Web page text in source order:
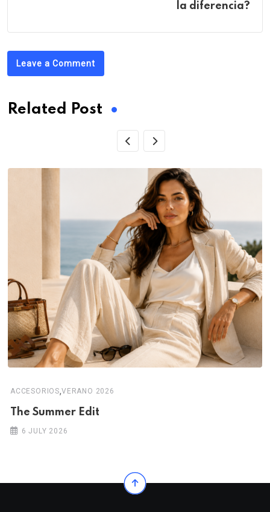
la diferencia?
Leave a Comment
Related Post
ACCESORIOS,VERANO 2026
The Summer Edit
6 JULY 2026